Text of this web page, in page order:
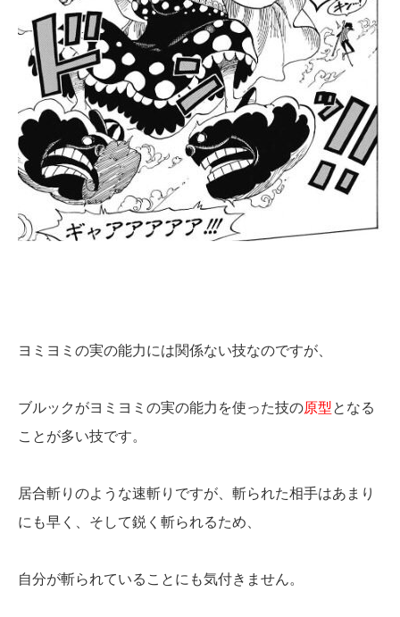
ヨミヨミの実の能力には関係ない技なのですが、
ブルックがヨミヨミの実の能力を使った技の原型となる
ことが多い技です。
居合斬りのような速斬りですが、斬られた相手はあまり
にも早く、そして鋭く斬られるため、
自分が斬られていることにも気付きません。